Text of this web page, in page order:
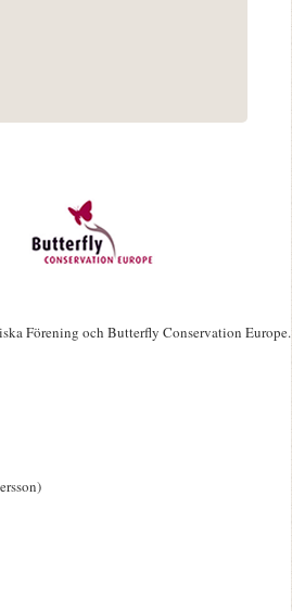
Förening och Butterfly Conservation Europe.